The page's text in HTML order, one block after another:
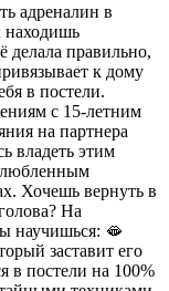
адреналин в
делала правильно,
к дому
в постели.
с 15-летним
на партнера
владеть этим
Хочешь вернуть в
На
научишься: 🫦
заставит его
в постели на 100%